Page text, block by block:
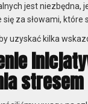
jest niezbędna,
za słowami, które
uzyskać kilka
stresem